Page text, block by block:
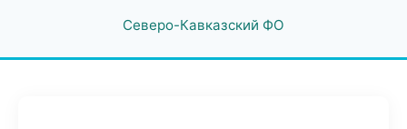
Северо-Кавказский ФО